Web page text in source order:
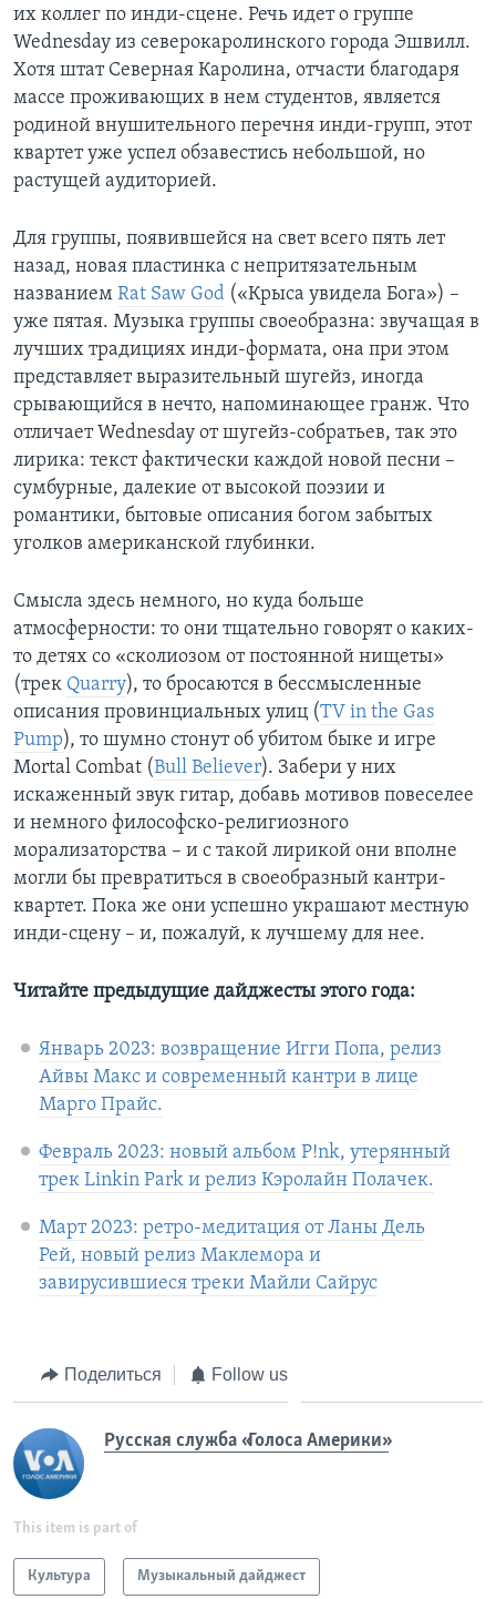
их коллег по инди-сцене. Речь идет о группе
Wednesday из северокаролинского города Эшвилл.
Хотя штат Северная Каролина, отчасти благодаря
массе проживающих в нем студентов, является
родиной внушительного перечня инди-групп, этот
квартет уже успел обзавестись небольшой, но
растущей аудиторией.
Для группы, появившейся на свет всего пять лет
назад, новая пластинка с непритязательным
названием Rat Saw God («Крыса увидела Бога») –
уже пятая. Музыка группы своеобразна: звучащая в
лучших традициях инди-формата, она при этом
представляет выразительный шугейз, иногда
срывающийся в нечто, напоминающее гранж. Что
отличает Wednesday от шугейз-собратьев, так это
лирика: текст фактически каждой новой песни –
сумбурные, далекие от высокой поэзии и
романтики, бытовые описания богом забытых
уголков американской глубинки.
Смысла здесь немного, но куда больше
атмосферности: то они тщательно говорят о каких-
то детях со «сколиозом от постоянной нищеты»
(трек Quarry), то бросаются в бессмысленные
описания провинциальных улиц (TV in the Gas
Pump), то шумно стонут об убитом быке и игре
Mortal Combat (Bull Believer). Забери у них
искаженный звук гитар, добавь мотивов повеселее
и немного философско-религиозного
морализаторства – и с такой лирикой они вполне
могли бы превратиться в своеобразный кантри-
квартет. Пока же они успешно украшают местную
инди-сцену – и, пожалуй, к лучшему для нее.
Читайте предыдущие дайджесты этого года:
Январь 2023: возвращение Игги Попа, релиз
Айвы Макс и современный кантри в лице
Марго Прайс.
Февраль 2023: новый альбом P!nk, утерянный
трек Linkin Park и релиз Кэролайн Полачек.
Март 2023: ретро-медитация от Ланы Дель
Рей, новый релиз Маклемора и
завирусившиеся треки Майли Сайрус
Поделиться Follow us
Русская служба «Голоса Америки»
This item is part of
Культура Музыкальный дайджест